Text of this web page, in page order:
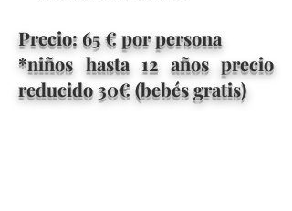
Precio: 65€ por persona
*niños hasta 12 años precio
reducido 30€ (bebés gratis)